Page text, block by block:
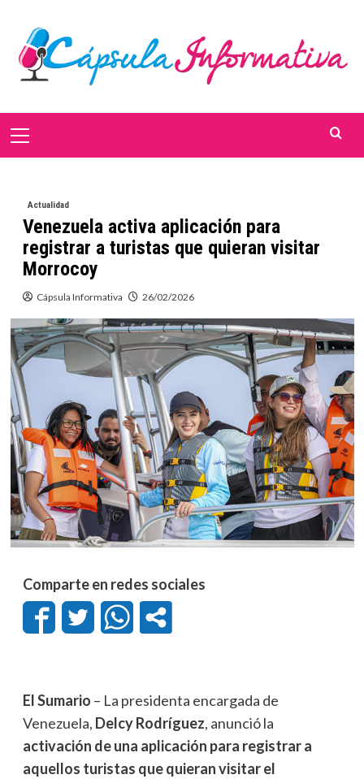
contenido
Menú
Actualidad
Venezuela activa aplicación para
registrar a turistas que quieran visitar
Morrocoy
Cápsula Informativa 26/02/2026
Comparte en redes sociales
El Sumario – La presidenta encargada de
Venezuela, Delcy Rodríguez, anunció la
activación de una aplicación para registrar a
aquellos turistas que quieran visitar el